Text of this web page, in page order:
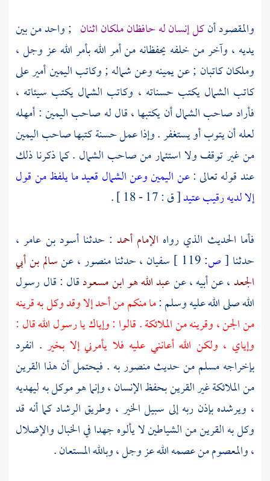
والمقصود أنكل إنسان له حافظان ملكان اثنان ; واحد من بين
يديه ، وآخر من خلفه يحفظانه من أمر الله بأمر الله عز وجل ،
وملكان كاتبان ; عن يمينه وعن شماله ; وكاتب اليمين أمير على
كاتب الشمال يكتب حسناته ، وكاتب الشمال يكتب سيئاته ،
فأراد صاحب الشمال أن يكتبها ، قال له صاحب اليمين : أمهله
لعله أن يتوب أو يستغفر . وإذا عمل حسنة كتبها صاحب اليمين
من غير توقف ولا استئمار من صاحب الشمال . كما ذكرنا ذلك
عند قوله تعالى :عن اليمين وعن الشمال قعيد ما يلفظ من قول
إلا لديه رقيب عتيد[ ق : 17 - 18 ] .
فأما الحديث الذي رواه الإمام أحمد : حدثناأسود بن عامر ،
حدثنا [ص: سفيان ، حدثنامنصور، عنسالم بن أبي
الجعد، عن أبيه ، عنعبد الله هو ابن مسعودقال : قال رسول
الله صلى الله عليه وسلم :ما منكم من أحد إلا وقد وكل به قرينه
من الجن ، وقرينه من الملائكة . قالوا : وإياك يا رسول الله قال :
وإياي ، ولكن الله أعانني عليه فلا يأمرني إلا بخير . انفرد
بإخراجهمسلممن حديثمنصوربه . فيحتمل أن هذا القرين
من الملائكة غير القرين بحفظ الإنسان ، وإنما هو موكل به ليهديه
، ويرشده بإذن ربه إلى سبيل الخير ، وطريق الرشاد كما أنه قد
وكل به القرين من الشياطين لا يألوه جهدا في الخبال والإضلال
، والمعصوم من عصمه الله عز وجل ، وبالله المستعان .